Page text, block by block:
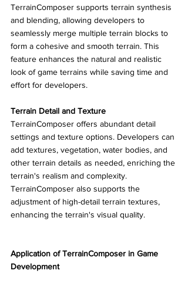
TerrainComposer supports terrain synthesis
and blending, allowing developers to
seamlessly merge multiple terrain blocks to
form a cohesive and smooth terrain. This
feature enhances the natural and realistic
look of game terrains while saving time and
effort for developers.
Terrain Detail and Texture
TerrainComposer offers abundant detail
settings and texture options. Developers can
add textures, vegetation, water bodies, and
other terrain details as needed, enriching the
terrain's realism and complexity.
TerrainComposer also supports the
adjustment of high-detail terrain textures,
enhancing the terrain's visual quality.
Application of TerrainComposer in Game
Development